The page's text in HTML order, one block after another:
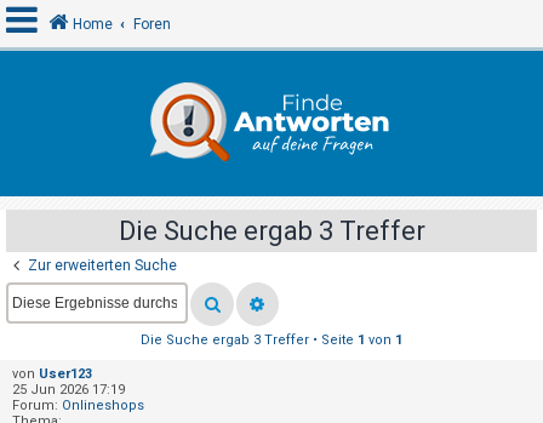
e
l
d
e
n
R
Home Foren
Die Suche ergab 3 Treffer
Zur erweiterten Suche
Die Suche ergab 3 Treffer • Seite 1 von 1
von User123
25 Jun 2026 17:19
Forum: Onlineshops